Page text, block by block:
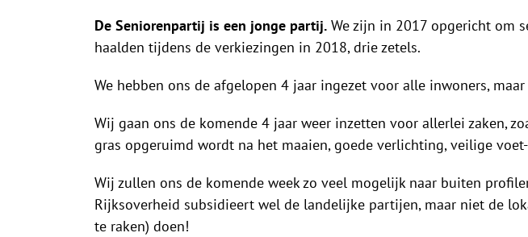
De Seniorenpartij is een jonge partij. We zijn in 2017 opgericht om
haalden tijdens de verkiezingen in 2018, drie zetels.
We hebben ons de afgelopen 4 jaar ingezet voor alle inwoners,
Wij gaan ons de komende 4 jaar weer inzetten voor allerlei zaken,
gras opgeruimd wordt na het maaien, goede verlichting, veilige
Wij zullen ons de komende week zo veel mogelijk naar buiten
Rijksoverheid subsidieert wel de landelijke partijen, maar niet de
te raken) doen!